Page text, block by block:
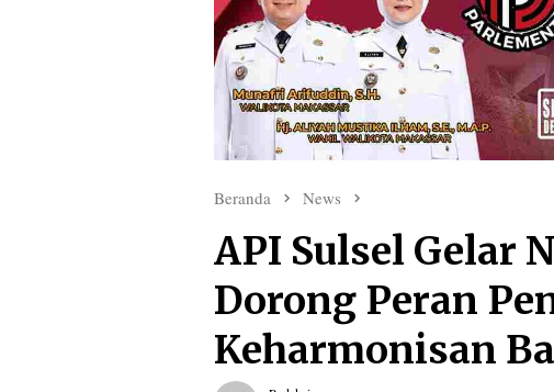
Beranda News
API Sulsel Gelar
Dorong Peran
Keharmonisan